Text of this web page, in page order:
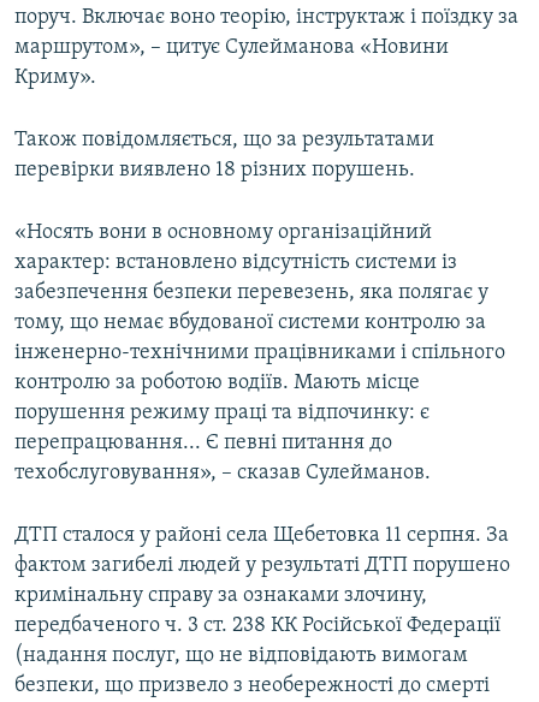
поруч. Включає воно теорію, інструктаж і поїздку за
маршрутом», – цитує Сулейманова «Новини
Криму».
Також повідомляється, що за результатами
перевірки виявлено 18 різних порушень.
«Носять вони в основному організаційний
характер: встановлено відсутність системи із
забезпечення безпеки перевезень, яка полягає у
тому, що немає вбудованої системи контролю за
інженерно-технічними працівниками і спільного
контролю за роботою водіїв. Мають місце
порушення режиму праці та відпочинку: є
перепрацювання... Є певні питання до
техобслуговування», – сказав Сулейманов.
ДТП сталося у районі села Щебетовка 11 серпня. За
фактом загибелі людей у результаті ДТП порушено
кримінальну справу за ознаками злочину,
передбаченого ч. 3 ст. 238 КК Російської Федерації
(надання послуг, що не відповідають вимогам
безпеки, що призвело з необережності до смерті